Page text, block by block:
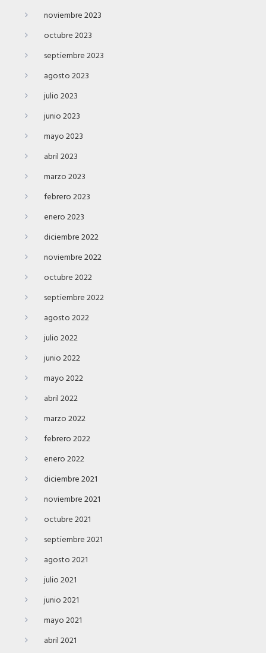
noviembre 2023
octubre 2023
septiembre 2023
agosto 2023
julio 2023
junio 2023
mayo 2023
abril 2023
marzo 2023
febrero 2023
enero 2023
diciembre 2022
noviembre 2022
octubre 2022
septiembre 2022
agosto 2022
julio 2022
junio 2022
mayo 2022
abril 2022
marzo 2022
febrero 2022
enero 2022
diciembre 2021
noviembre 2021
octubre 2021
septiembre 2021
agosto 2021
julio 2021
junio 2021
mayo 2021
abril 2021